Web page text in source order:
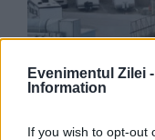
Evenimentul Zilei -
Information
If you wish to opt-out